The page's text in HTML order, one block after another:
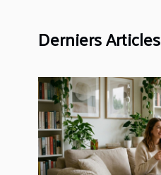
Derniers Articles